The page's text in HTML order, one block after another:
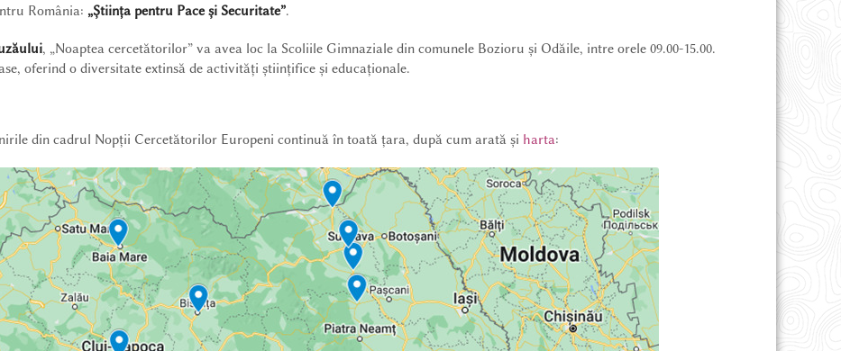
România: „Știința pentru Pace și Securitate”.
, „Noaptea cercetătorilor” va avea loc la Scoliile Gimnaziale din comunele Bozioru şi Odăile, intre orele 09.00-15.00.
oferind o diversitate extinsă de activități științifice și educaționale.
din cadrul Nopții Cercetătorilor Europeni continuă în toată țara, după cum arată și harta: